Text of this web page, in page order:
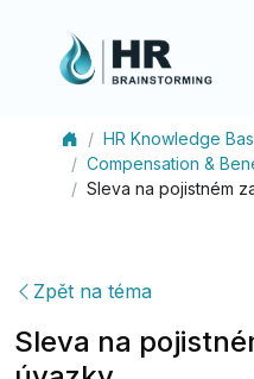
HR Knowledge
Compensation &
Sleva na pojistném
Zpět na téma
Sleva na